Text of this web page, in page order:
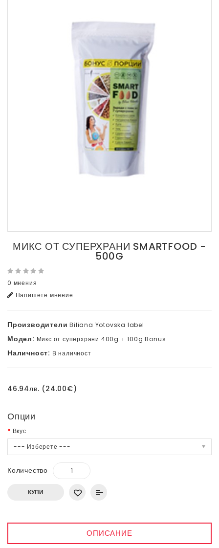
МИКС ОТ СУПЕРХРАНИ SMARTFOOD -
500G
0 мнения
Напишете мнение
Производители Biliana Yotovska label
Модел: Микс от суперхрани 400g + 100g Bonus
Наличност: В наличност
46.94лв. (24.00€)
Опции
Вкус
--- Изберете ---
Количество
КУПИ
ОПИСАНИЕ